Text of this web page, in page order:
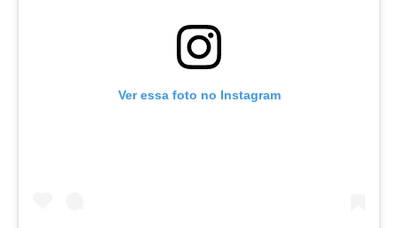
Ver essa foto no Instagram